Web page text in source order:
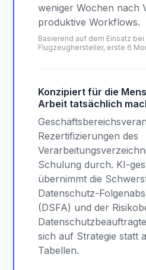
weniger Wochen nach
produktive Workflows.
Basierend auf dem Einsatz bei
Flugzeughersteller, erste 6
Konzipiert für die
Arbeit tatsächlich
Rezertifizierungen des
Schulung durch. KI-
übernimmt die
Datenschutz-
(DSFA) und der
sich auf Strategie statt
Tabellen.